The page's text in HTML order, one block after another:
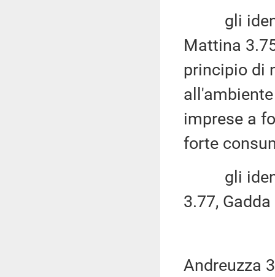
gli
Mattina
principio di
imprese a
forte
gli
3.77,
Andreuzza